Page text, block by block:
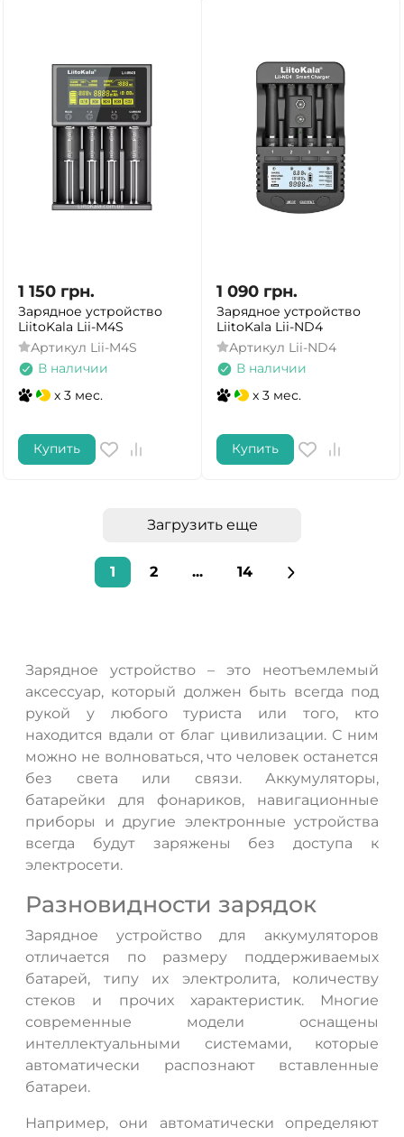
1 150 грн.
Зарядное устройство
LiitoKala Lii-M4S
Артикул Lii-M4S
В наличии
x 3 мес.
Купить
1 090 грн.
Зарядное устройство
LiitoKala Lii-ND4
Артикул Lii-ND4
В наличии
x 3 мес.
Купить
Загрузить еще
1 2 ... 14
Зарядное устройство – это неотъемлемый
аксессуар, который должен быть всегда под
рукой у любого туриста или того, кто
находится вдали от благ цивилизации. С ним
можно не волноваться, что человек останется
без света или связи. Аккумуляторы,
батарейки для фонариков, навигационные
приборы и другие электронные устройства
всегда будут заряжены без доступа к
электросети.
Разновидности зарядок
Зарядное устройство для аккумуляторов
отличается по размеру поддерживаемых
батарей, типу их электролита, количеству
стеков и прочих характеристик. Многие
современные модели оснащены
интеллектуальными системами, которые
автоматически распознают вставленные
батареи.
Например, они автоматически определяют